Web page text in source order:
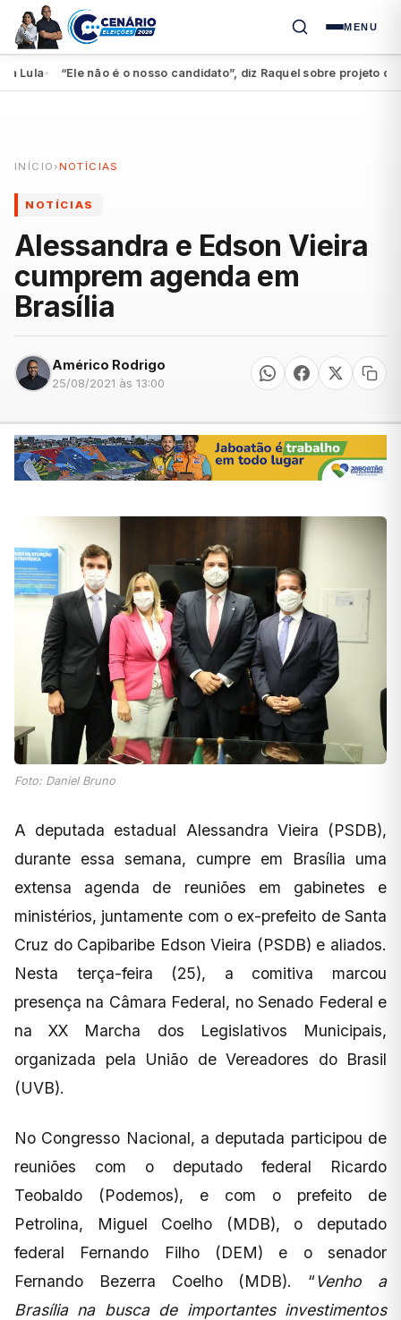
MENU
“Ele não é o nosso candidato”, diz Raquel sobre projeto de
INÍCIO › NOTÍCIAS
NOTÍCIAS
Alessandra e Edson Vieira
cumprem agenda em
Brasília
Américo Rodrigo
25/08/2021 às 13:00
Foto: Daniel Bruno
A deputada estadual Alessandra Vieira (PSDB),
durante essa semana, cumpre em Brasília uma
extensa agenda de reuniões em gabinetes e
ministérios, juntamente com o ex-prefeito de Santa
Cruz do Capibaribe Edson Vieira (PSDB) e aliados.
Nesta terça-feira (25), a comitiva marcou
presença na Câmara Federal, no Senado Federal e
na XX Marcha dos Legislativos Municipais,
organizada pela União de Vereadores do Brasil
(UVB).
No Congresso Nacional, a deputada participou de
reuniões com o deputado federal Ricardo
Teobaldo (Podemos), e com o prefeito de
Petrolina, Miguel Coelho (MDB), o deputado
federal Fernando Filho (DEM) e o senador
Fernando Bezerra Coelho (MDB). “Venho a
Brasília na busca de importantes investimentos